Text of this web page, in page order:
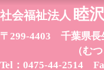
社会福祉法人 睦
〒299-4403 千葉県長
（むつざわ福
Tel：0475-44-2514